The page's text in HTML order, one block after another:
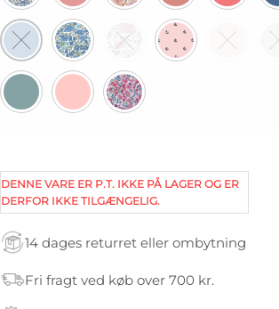
DENNE VARE ER P.T. IKKE PÅ LAGER OG ER
DERFOR IKKE TILGÆNGELIG.
14 dages returret eller ombytning
Fri fragt ved køb over 700 kr.